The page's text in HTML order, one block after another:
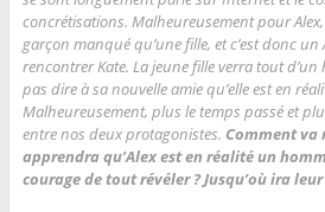
concrétisations. Malheureusement pour
garçon manqué qu’une fille, et c’est donc
rencontrer Kate. La jeune fille verra tout d’un
pas dire à sa nouvelle amie qu’elle est en
Malheureusement, plus le temps passé et
entre nos deux protagonistes. Comment va
apprendra qu’Alex est en réalité un
courage de tout révéler ? Jusqu’où ira